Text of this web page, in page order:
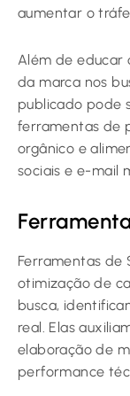
aumentar o
Além de educar
da marca nos
publicado pode
ferramentas de
orgânico e
sociais e e-mail
Ferramentas de
otimização de
busca,
real. Elas
elaboração de
performance